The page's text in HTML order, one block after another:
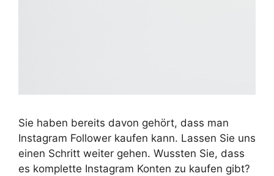
Sie haben bereits davon gehört, dass man
Instagram Follower kaufen kann. Lassen Sie uns
einen Schritt weiter gehen. Wussten Sie, dass
es komplette Instagram Konten zu kaufen gibt?